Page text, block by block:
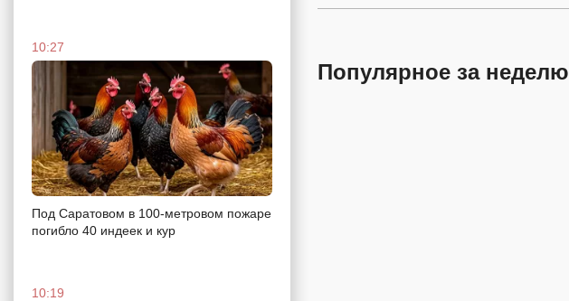
10:27
Под Саратовом в 100-метровом пожаре
погибло 40 индеек и кур
10:19
Популярное за неделю